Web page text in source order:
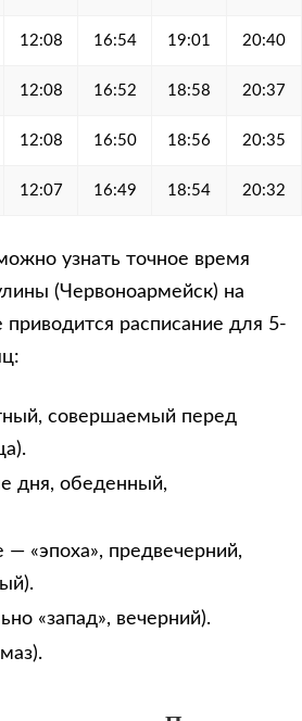
12:08 16:54 19:01 20:40
12:08 16:52 18:58 20:37
12:08 16:50 18:56 20:35
12:07 16:49 18:54 20:32
узнать точное время
(Червоноармейск) на
приводится расписание для 5-
совершаемый перед
дня, обеденный,
— «эпоха», предвечерний,
«запад», вечерний).